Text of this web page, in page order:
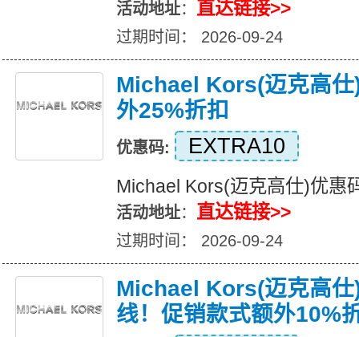
活动地址： 直达链接>>
过期时间： 2026-09-24
Michael Kors(迈克高仕
外25%折扣
优惠码: EXTRA10
Michael Kors(迈克高仕)优惠
活动地址： 直达链接>>
过期时间： 2026-09-24
Michael Kors(迈克高仕
线！促销款式额外10%